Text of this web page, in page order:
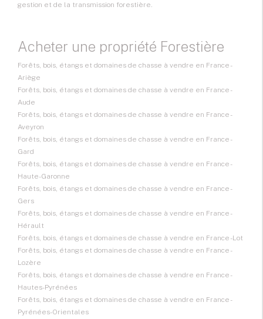
gestion et de la transmission forestière.
Acheter une propriété Forestière
Forêts, bois, étangs et domaines de chasse à vendre en France -
Ariège
Forêts, bois, étangs et domaines de chasse à vendre en France -
Aude
Forêts, bois, étangs et domaines de chasse à vendre en France -
Aveyron
Forêts, bois, étangs et domaines de chasse à vendre en France -
Gard
Forêts, bois, étangs et domaines de chasse à vendre en France -
Haute-Garonne
Forêts, bois, étangs et domaines de chasse à vendre en France -
Gers
Forêts, bois, étangs et domaines de chasse à vendre en France -
Hérault
Forêts, bois, étangs et domaines de chasse à vendre en France - Lot
Forêts, bois, étangs et domaines de chasse à vendre en France -
Lozère
Forêts, bois, étangs et domaines de chasse à vendre en France -
Hautes-Pyrénées
Forêts, bois, étangs et domaines de chasse à vendre en France -
Pyrénées-Orientales